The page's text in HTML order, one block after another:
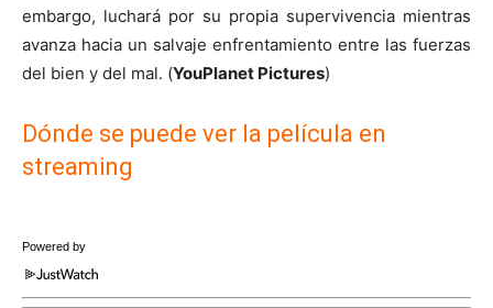
embargo, luchará por su propia supervivencia mientras
avanza hacia un salvaje enfrentamiento entre las fuerzas
del bien y del mal. (YouPlanet Pictures)
Dónde se puede ver la película en
streaming
Powered by